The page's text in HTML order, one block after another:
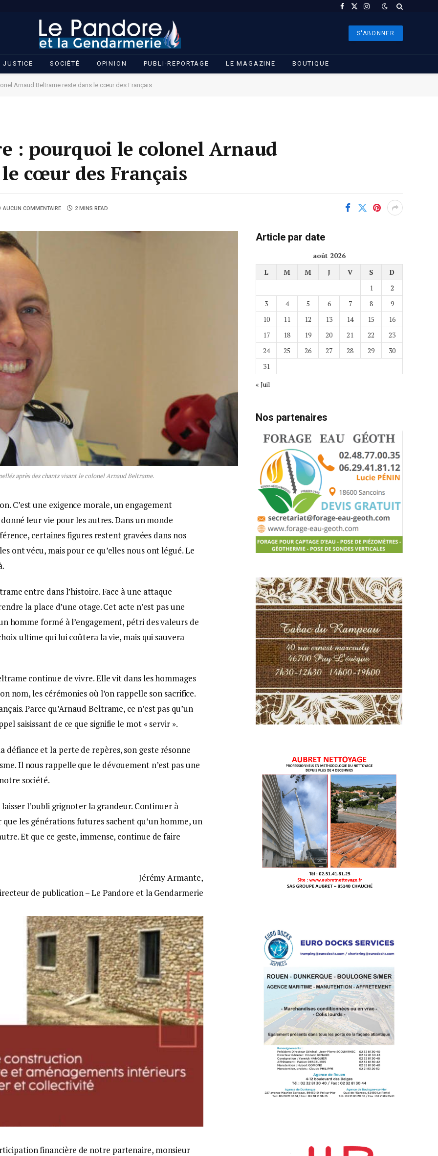
Facebook
X
Instagram
S'ABONNER
JUSTICE SOCIÉTÉ OPINION PUBLI-REPORTAGE LE MAGAZINE BOUTIQUE
Arnaud Beltrame reste dans le cœur des Français
: pourquoi le colonel Arnaud
cœur des Français
AUCUN COMMENTAIRE 2 MINS READ
après des chants visant le colonel Arnaud Beltrame.
C’est une exigence morale, un engagement
leur vie pour les autres. Dans un monde
certaines figures restent gravées dans nos
ont vécu, mais pour ce qu’elles nous ont légué. Le
entre dans l’histoire. Face à une attaque
la place d’une otage. Cet acte n’est pas une
homme formé à l’engagement, pétri des valeurs de
ultime qui lui coûtera la vie, mais qui sauvera
continue de vivre. Elle vit dans les hommages
nom, les cérémonies où l’on rappelle son sacrifice.
Parce qu’Arnaud Beltrame, ce n’est pas qu’un
saisissant de ce que signifie le mot « servir ».
défiance et la perte de repères, son geste résonne
Il nous rappelle que le dévouement n’est pas une
société.
l’oubli grignoter la grandeur. Continuer à
les générations futures sachent qu’un homme, un
Et que ce geste, immense, continue de faire
Jérémy Armante,
de publication – Le Pandore et la Gendarmerie
financière de notre partenaire, monsieur
Article par date
août 2026
L
M M J V S
D
1
2
3
4 5 6 7 8
9
10
11 12 13 14 15
16
17
18 19 20 21 22
23
24
25 26 27 28 29
30
31
« Juil
Nos partenaires